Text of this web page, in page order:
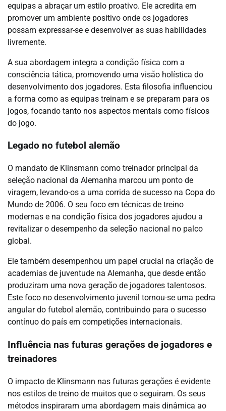
equipas a abraçar um estilo proativo. Ele acredita em
promover um ambiente positivo onde os jogadores
possam expressar-se e desenvolver as suas habilidades
livremente.
A sua abordagem integra a condição física com a
consciência tática, promovendo uma visão holística do
desenvolvimento dos jogadores. Esta filosofia influenciou
a forma como as equipas treinam e se preparam para os
jogos, focando tanto nos aspectos mentais como físicos
do jogo.
Legado no futebol alemão
O mandato de Klinsmann como treinador principal da
seleção nacional da Alemanha marcou um ponto de
viragem, levando-os a uma corrida de sucesso na Copa do
Mundo de 2006. O seu foco em técnicas de treino
modernas e na condição física dos jogadores ajudou a
revitalizar o desempenho da seleção nacional no palco
global.
Ele também desempenhou um papel crucial na criação de
academias de juventude na Alemanha, que desde então
produziram uma nova geração de jogadores talentosos.
Este foco no desenvolvimento juvenil tornou-se uma pedra
angular do futebol alemão, contribuindo para o sucesso
contínuo do país em competições internacionais.
Influência nas futuras gerações de jogadores e
treinadores
O impacto de Klinsmann nas futuras gerações é evidente
nos estilos de treino de muitos que o seguiram. Os seus
métodos inspiraram uma abordagem mais dinâmica ao